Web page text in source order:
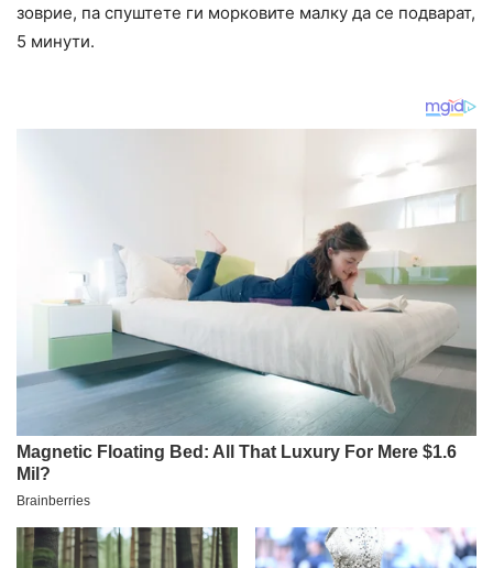
зоврие, па спуштете ги морковите малку да се подварат,
5 минути.